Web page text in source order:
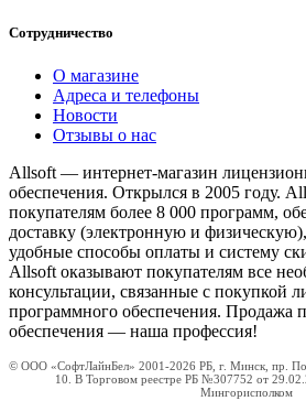
Сотрудничество
О магазине
Адреса и телефоны
Новости
Отзывы о нас
Allsoft — интернет-магазин
обеспечения. Открылся в 2005 году.
покупателям более 8 000 программ,
доставку (электронную и
удобные способы оплаты и систему
Allsoft оказывают покупателям все
консультации, связанные с покупкой
программного обеспечения. Продажа
обеспечения — наша профессия!
© ООО «СофтЛайнБел» 2001-2026 РБ, г. Минск, пр.
10. В Торговом реестре РБ №307752 от
Мингорисполком